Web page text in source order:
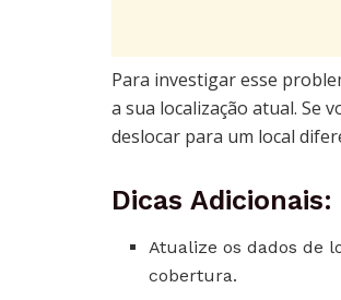
Para investigar esse
a sua localização atual. Se
deslocar para um local
Dicas Adicionais:
Atualize os dados de
cobertura.